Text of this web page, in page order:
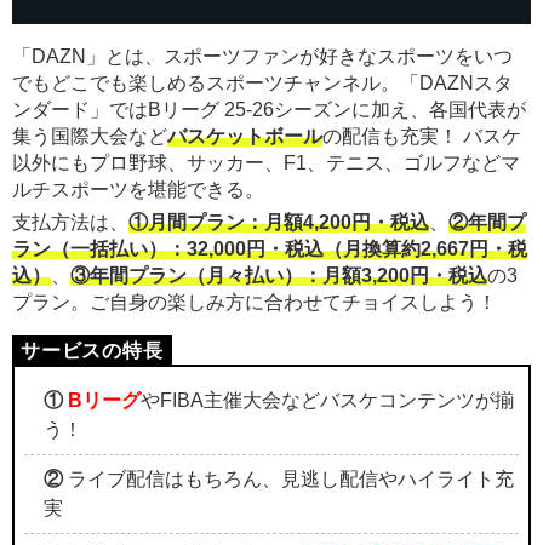
「DAZN」とは、スポーツファンが好きなスポーツをいつ
でもどこでも楽しめるスポーツチャンネル。「DAZNスタ
ンダード」ではBリーグ 25-26シーズンに加え、各国代表が
集う国際大会などバスケットボールの配信も充実！ バスケ
以外にもプロ野球、サッカー、F1、テニス、ゴルフなどマ
ルチスポーツを堪能できる。
支払方法は、 ①月間プラン：月額4,200円・税込
②年間プ
ラン（一括払い）：32,000円・税込（月換算約2,667円・税
込）
③年間プラン（月々払い）：月額3,200円・税込の3
プラン。ご自身の楽しみ方に合わせてチョイスしよう！
① BリーグやFIBA主催大会などバスケコンテンツが揃
う！
②ライブ配信はもちろん、見逃し配信やハイライト充
実